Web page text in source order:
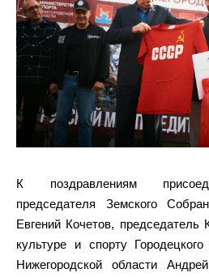
К поздравлениям
председателя Земского
Евгений Кочетов, председатель
культуре и спорту
Нижегородской области